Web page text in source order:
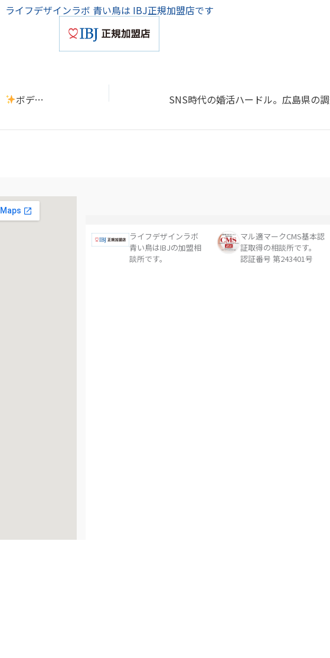
ライフデザインラボ 青い鳥は IBJ正規加盟店です
ボディメイク×婚活キャンペーン！
ライフデザインラボ
青い鳥はIBJの加盟相
談所です。
マル適マークCMS基本認
証取得の相談所です。
認証番号 第243401号